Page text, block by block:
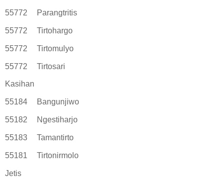
55772 Parangtritis
55772 Tirtohargo
55772 Tirtomulyo
55772 Tirtosari
Kasihan
55184 Bangunjiwo
55182 Ngestiharjo
55183 Tamantirto
55181 Tirtonirmolo
Jetis